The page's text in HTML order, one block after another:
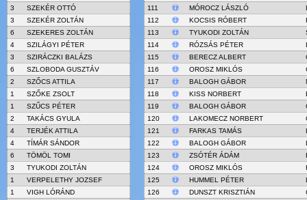
3
SZEKÉR OTTÓ
3
SZEKÉR ZOLTÁN
6
SZEKERES ZOLTÁN
4
SZILÁGYI PÉTER
3
SZIRÁCZKI BALÁZS
6
SZLOBODA GUSZTÁV
2
SZŐCS ATTILA
1
SZŐKE ZSOLT
1
SZŰCS PÉTER
2
TAKÁCS GYULA
4
TERJÉK ATTILA
4
TÍMÁR SÁNDOR
6
TÖMÖL TOMI
3
TYUKODI ZOLTÁN
1
VERPELETHY JOZSEF
1
VIGH LÓRÁND
111
MÓROCZ LÁSZLÓ
112
KOCSIS RÓBERT
113
TYUKODI ZOLTÁN
114
RÓZSÁS PÉTER
115
BERECZ ALBERT
116
OROSZ MIKLÓS
117
BALOGH GÁBOR
118
KISS NORBERT
119
BALOGH GÁBOR
120
LAKOMECZ NORBERT
121
FARKAS TAMÁS
122
BALOGH GÁBOR
123
ZSÓTÉR ÁDÁM
124
OROSZ MIKLÓS
125
HUMMEL PÉTER
126
DUNSZT KRISZTIÁN